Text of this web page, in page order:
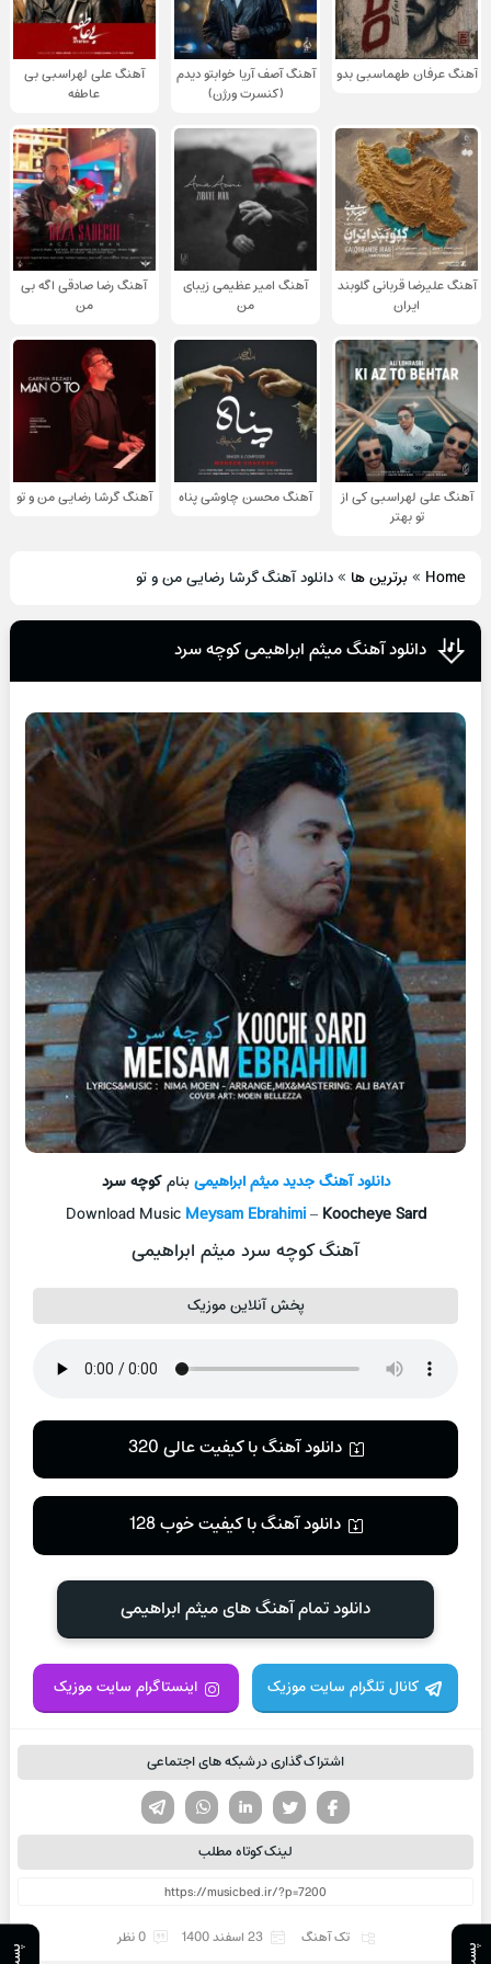
آهنگ عرفان طهماسبی بدو
آهنگ آصف آریا خوابتو دیدم
(کنسرت ورژن)
آهنگ علی لهراسبی بی
عاطفه
آهنگ علیرضا قربانی گلوبند
ایران
آهنگ امیر عظیمی زیبای
من
آهنگ رضا صادقی اگه بی
من
آهنگ علی لهراسبی کی از
تو ‌بهتر
آهنگ محسن چاوشی پناه آهنگ گرشا رضایی من و تو
Home
»برترین ها »دانلود آهنگ گرشا رضایی من و تو
دانلود آهنگ میثم ابراهیمی کوچه سرد
دانلود آهنگ جدیدمیثم ابراهیمیبنامکوچه سرد
Download Music Meysam Ebrahimi– Koocheye Sard
آهنگ کوچه سرد میثم ابراهیمی
پخش آنلاین موزیک
دانلود آهنگ با کیفیت عالی 320
دانلود آهنگ با کیفیت خوب 128
دانلود تمام آهنگ های میثم ابراهیمی
کانال تلگرام سایت موزیک اینستاگرام سایت موزیک
اشتراک گذاری در شبکه های اجتماعی
لینکدین تویتر
فیسوک
لینک کوتاه مطلب
تک آهنگ 23 اسفند 1400 0 نظر